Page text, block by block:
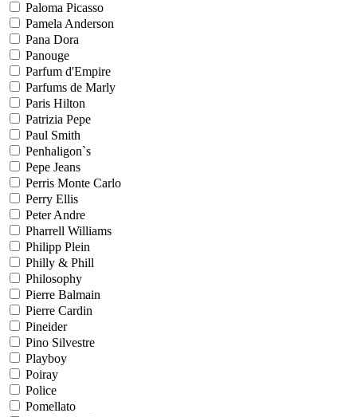
Paloma Picasso
Pamela Anderson
Pana Dora
Panouge
Parfum d'Empire
Parfums de Marly
Paris Hilton
Patrizia Pepe
Paul Smith
Penhaligon`s
Pepe Jeans
Perris Monte Carlo
Perry Ellis
Peter Andre
Pharrell Williams
Philipp Plein
Philly & Phill
Philosophy
Pierre Balmain
Pierre Cardin
Pineider
Pino Silvestre
Playboy
Poiray
Police
Pomellato